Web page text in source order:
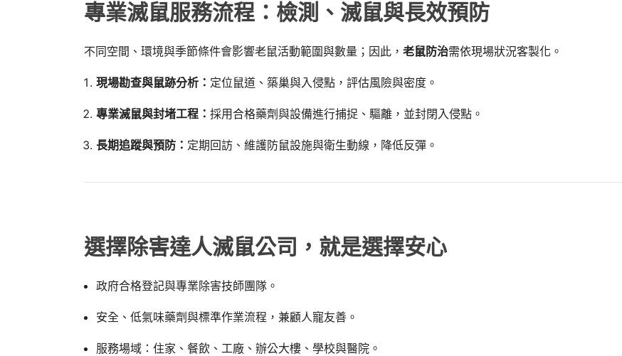
專業滅鼠服務流程：檢測、滅鼠與長效預防
不同空間、環境與季節條件會影響老鼠活動範圍與數量；因此， 老鼠防治需依現場狀況客製化。
現場勘查與鼠跡分析： 定位鼠道、築巢與入侵點，評估風險與密度。
專業滅鼠與封堵工程：採用合格藥劑與設備進行捕捉、驅離，並封閉入侵點。
長期追蹤與預防： 定期回訪、維護防鼠設施與衛生動線，降低反彈。
選擇除害達人滅鼠公司，就是選擇安心
政府合格登記與專業除害技師團隊。
安全、低氣味藥劑與標準作業流程，兼顧人寵友善。
服務場域：住家、餐飲、工廠、辦公大樓、學校與醫院。